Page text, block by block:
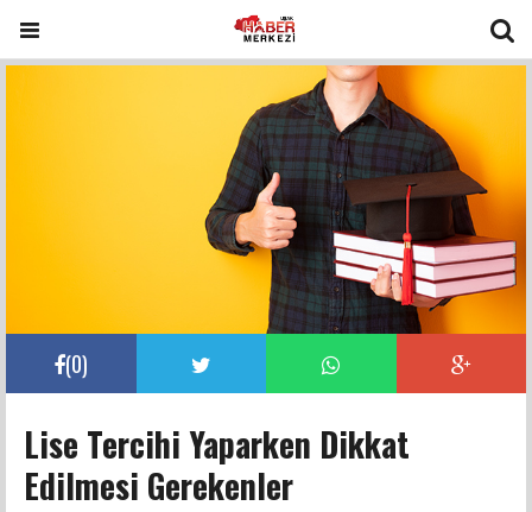
(0)
Lise Tercihi Yaparken Dikkat
Edilmesi Gerekenler